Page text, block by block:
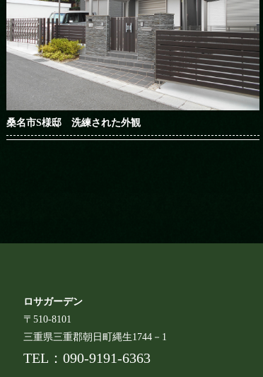
桑名市S様邸 洗練された外観
ロサガーデン
〒510-8101
三重県三重郡朝日町縄生1744－1
TEL： 090-9191-6363